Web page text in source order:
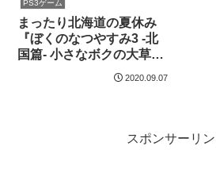
PS3ゲーム
まったり北海道の夏休み
『ぼくのなつやすみ3 -北
国篇- 小さなボクの大草
2020.09.07
スポンサーリン